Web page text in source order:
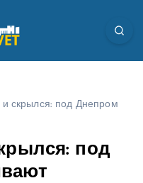
скрылся: под Днепром
под